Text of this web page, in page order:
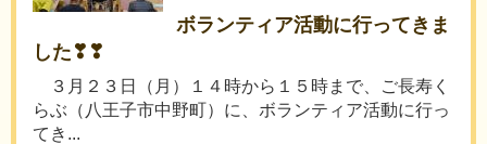
ボランティア活動に行ってきま
した❣❣
３月２３日（月）１４時から１５時まで、ご長寿く
らぶ（八王子市中野町）に、ボランティア活動に行っ
てき...